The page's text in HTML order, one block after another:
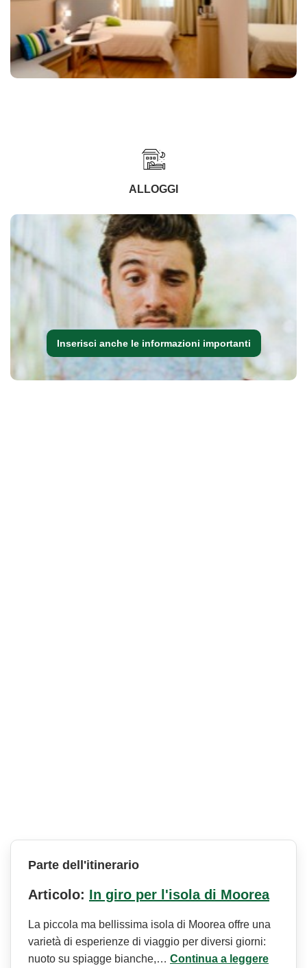
ALLOGGI
Inserisci anche le informazioni importanti
Parte dell'itinerario
Articolo: In giro per l'isola di Moorea
La piccola ma bellissima isola di Moorea offre una
varietà di esperienze di viaggio per diversi giorni:
nuoto su spiagge bianche,… Continua a leggere